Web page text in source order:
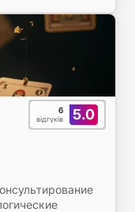
5.0
6
відгуків